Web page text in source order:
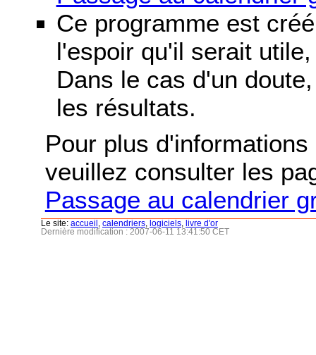
Ce programme est
l'espoir qu'il serait
Dans le cas d'un
les résultats.
Pour plus
veuillez consulter les
Passage au calendrier
Le site: accueil calendriers logiciels
livre d'or
Dernière modification : 2007-06-11 13:41:50 CET